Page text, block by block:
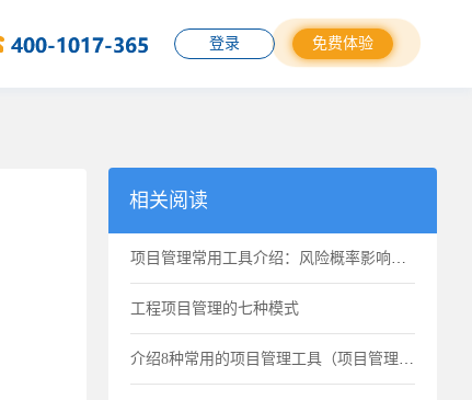
登录 免费体验
相关阅读
项目管理常用工具介绍：风险概率影响矩阵
工程项目管理的七种模式
介绍8种常用的项目管理工具（项目管理工具推荐）